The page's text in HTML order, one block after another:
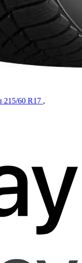
60 R17 ,